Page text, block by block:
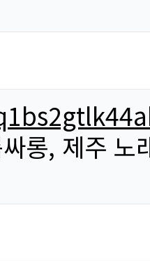
롱, 제주 노